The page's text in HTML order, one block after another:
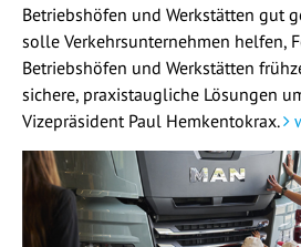
Betriebshöfen und Werkstätten gut
solle Verkehrsunternehmen helfen,
Betriebshöfen und Werkstätten
sichere, praxistaugliche Lösungen
Vizepräsident Paul Hemkentokrax.